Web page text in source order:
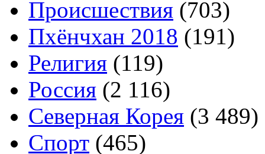
Происшествия (703)
Пхёнчхан 2018 (191)
Религия (119)
Россия (2 116)
Северная Корея (3 489)
Спорт (465)